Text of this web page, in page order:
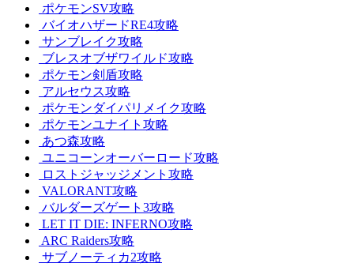
ポケモンSV攻略
バイオハザードRE4攻略
サンブレイク攻略
ブレスオブザワイルド攻略
ポケモン剣盾攻略
アルセウス攻略
ポケモンダイパリメイク攻略
ポケモンユナイト攻略
あつ森攻略
ユニコーンオーバーロード攻略
ロストジャッジメント攻略
VALORANT攻略
バルダーズゲート3攻略
LET IT DIE: INFERNO攻略
ARC Raiders攻略
サブノーティカ2攻略